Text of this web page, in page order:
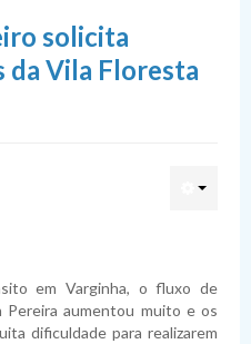
Legislativo
de Varginha
Gerais
solicita
da Vila Floresta
em Varginha, o fluxo de
aumentou muito e os
dificuldade para realizarem